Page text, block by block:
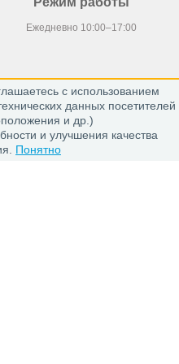
с использованием
данных посетителей
и др.)
и улучшения качества
Понятно
Ежедневно 10:00–17:00